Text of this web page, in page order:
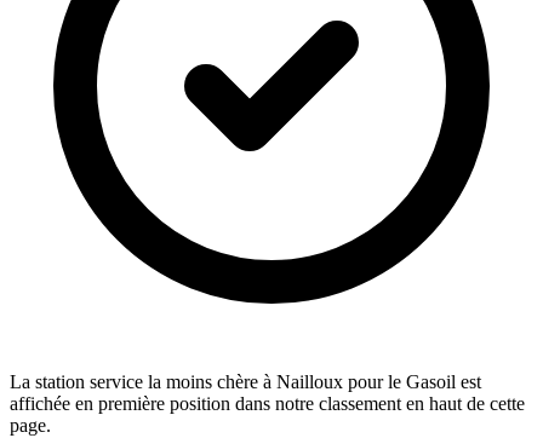
La station service la moins chère à Nailloux pour le Gasoil est
affichée en première position dans notre classement en haut de cette
page.